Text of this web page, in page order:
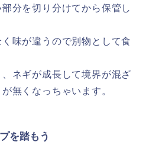
分を切り分けてから保管し
味が違うので別物として食
ネギが成長して境界が混ざ
無くなっちゃいます。
を踏もう